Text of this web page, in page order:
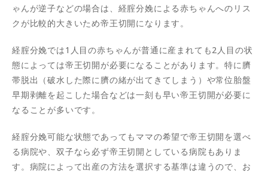
ゃんが逆子などの場合は、経腟分娩による赤ちゃんへのリス
クが比較的大きいため帝王切開になります。
経腟分娩では1人目の赤ちゃんが普通に産まれても2人目の状
態によっては帝王切開が必要になることがあります。特に臍
帯脱出（破水した際に臍の緒が出てきてしまう）や常位胎盤
早期剥離を起こした場合などは一刻も早い帝王切開が必要に
なることが多いです。
経腟分娩可能な状態であってもママの希望で帝王切開を選べ
る病院や、双子なら必ず帝王切開としている病院もありま
す。病院によって出産の方法を選択する基準は違うので、お